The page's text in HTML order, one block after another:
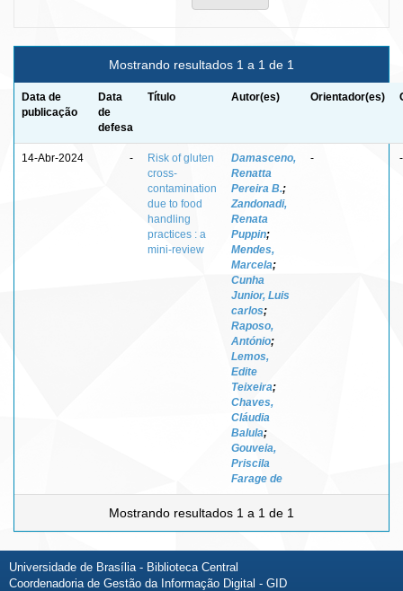
Mostrando resultados 1 a 1 de 1
Data de
publicação
Data
de
defesa
Título Autor(es) Orientador(es)
14-Abr-2024 -
Risk of gluten
cross-
contamination
due to food
handling
practices : a
mini-review
Damasceno,
Renatta
Pereira B.;
Zandonadi,
Renata
Puppin;
Mendes,
Marcela;
Cunha
Junior, Luis
carlos;
Raposo,
António;
Lemos,
Edite
Teixeira;
Chaves,
Cláudia
Balula;
Gouveia,
Priscila
Farage de
- -
Mostrando resultados 1 a 1 de 1
Universidade de Brasília - Biblioteca Central
Coordenadoria de Gestão da Informação Digital - GID